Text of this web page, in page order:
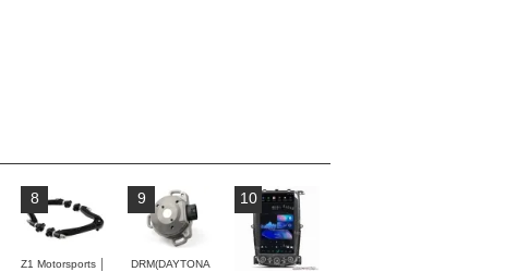
8
Z1 Motorsports │
9
DRM(DAYTONA
10